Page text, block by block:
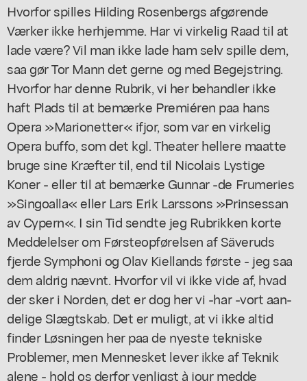
Hvorfor spilles Hilding Rosenbergs afgørende
Værker ikke herhjemme. Har vi virkelig Raad til at
lade være? Vil man ikke lade ham selv spille dem,
saa gør Tor Mann det gerne og med Begejstring.
Hvorfor har denne Rubrik, vi her behandler ikke
haft Plads til at bemærke Premiéren paa hans
Opera »Marionetter« ifjor, som var en virkelig
Opera buffo, som det kgl. Theater hellere maatte
bruge sine Kræfter til, end til Nicolais Lystige
Koner - eller til at bemærke Gunnar -de Frumeries
»Singoalla« eller Lars Erik Larssons »Prinsessan
av Cypern«. I sin Tid sendte jeg Rubrikken korte
Meddelelser om Førsteopførelsen af Säveruds
fjerde Symphoni og Olav Kiellands første - jeg saa
dem aldrig nævnt. Hvorfor vil vi ikke vide af, hvad
der sker i Norden, det er dog her vi -har -vort aan-
delige Slægtskab. Det er muligt, at vi ikke altid
finder Løsningen her paa de nyeste tekniske
Problemer, men Mennesket lever ikke af Teknik
alene - hold os derfor venligst à jour medde